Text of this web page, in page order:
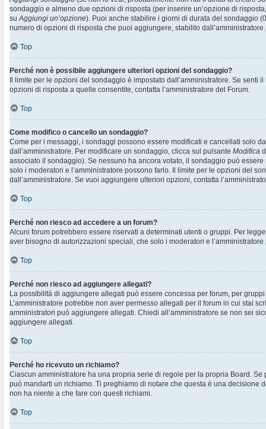
sondaggio e almeno due opzioni di risposta (per inserire un’opzione di
suAggiungi un’opzione). Puoi anche stabilire i giorni di durata del sondaggio
numero di opzioni di risposta che puoi aggiungere, stabilito dall’amministratore.
Top
Perché non è possibile aggiungere ulteriori opzioni del sondaggio?
Il limite per le opzioni del sondaggio è impostato dall’amministratore. Se senti
opzioni di risposta a quelle consentite, contatta l’amministratore del Forum.
Top
Come modifico o cancello un sondaggio?
Come per i messaggi, i sondaggi possono essere modificati e cancellati solo
dall’amministratore. Per modificare un sondaggio, clicca sul pulsante Modifica
associato il sondaggio). Se nessuno ha ancora votato, il sondaggio può
solo i moderatori e l’amministratore possono farlo. Il limite per le opzioni del
dall’amministratore. Se vuoi aggiungere ulteriori opzioni, contatta
Top
Perché non riesco ad accedere a un forum?
Alcuni forum potrebbero essere riservati a determinati utenti o gruppi. Per
aver bisogno di autorizzazioni speciali, che solo i moderatori e
Top
Perché non riesco ad aggiungere allegati?
La possibilità di aggiungere allegati può essere concessa per forum, per
L’amministratore potrebbe non aver permesso allegati per il forum in cui stai
amministratori può aggiungere allegati. Chiedi all’amministratore se non sei
aggiungere allegati.
Top
Perché ho ricevuto un richiamo?
Ciascun amministratore ha una propria serie di regole per la propria Board.
può mandarti un richiamo. Ti preghiamo di notare che questa è una decisione
non ha niente a che fare con questi richiami.
Top